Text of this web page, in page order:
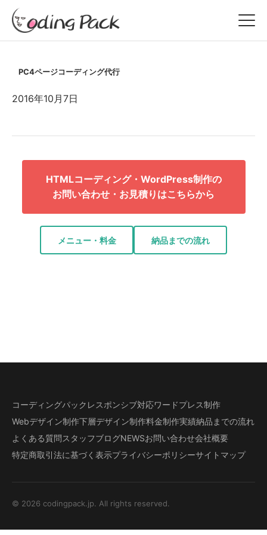
PC4ページコーディング代行
2016年10月7日
HTMLコーディング・WordPress制作の
お問い合わせ・お見積りはこちらから
メニュー・料金 納品までの流れ
コーディングパック レスポンシブ対応ワードプレス制作
Webデザイン制作下層デザイン制作料金制作実績納品までの流れ
よくある質問スタッフブログNEWSお問い合わせ会社概要
特定商取引法に基づく表示プライバシーポリシーサイトマップ
© 2026 codingpack.jp. All rights reserved.